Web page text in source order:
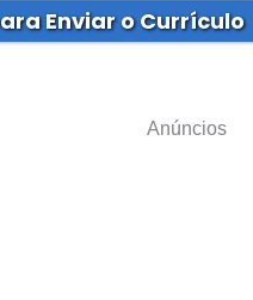
Enviar o Currículo
Anúncios